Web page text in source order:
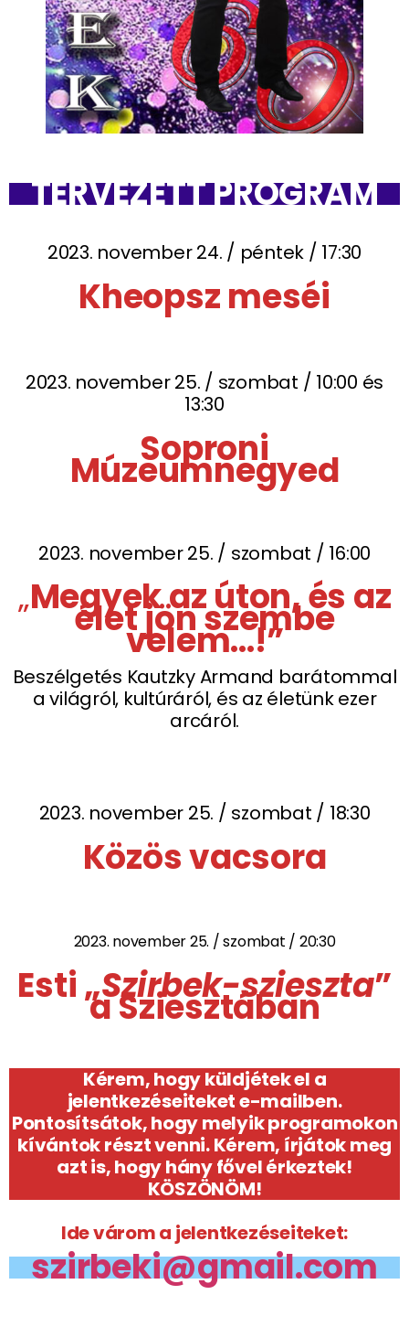
TERVEZETT PROGRAM
2023. november 24. / péntek / 17:30
Kheopsz meséi
2023. november 25. / szombat / 10:00 és
13:30
Soproni
Múzeumnegyed
2023. november 25. / szombat / 16:00
„Megyek az úton, és az
élet jön szembe
velem…!”
Beszélgetés Kautzky Armand barátommal
a világról, kultúráról, és az életünk ezer
arcáról.
2023. november 25. / szombat / 18:30
Közös vacsora
2023. november 25. / szombat / 20:30
Esti „Szirbek-szieszta”
a Sziesztában
Kérem, hogy küldjétek el a
jelentkezéseiteket e-mailben.
Pontosítsátok, hogy melyik programokon
kívántok részt venni. Kérem, írjátok meg
azt is, hogy hány fővel érkeztek!
KÖSZÖNÖM!
Ide várom a jelentkezéseiteket:
szirbeki@gmail.com